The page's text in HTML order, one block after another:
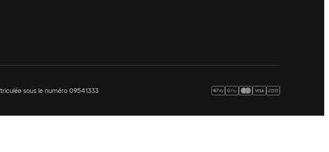
sous le numéro 09541333